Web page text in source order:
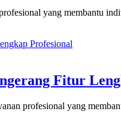
yang membantu
Fitur
profesional yang